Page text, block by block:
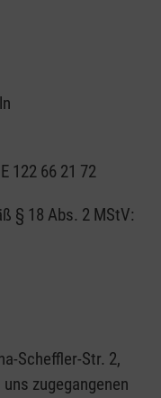
122 66 21 72
§ 18 Abs. 2 MStV:
Scheffler-Str. 2,
zugegangenen